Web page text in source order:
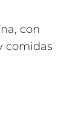
con
comidas